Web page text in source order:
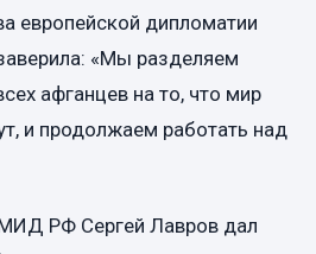
европейской дипломатии
«Мы разделяем
афганцев на то, что мир
и продолжаем работать над
РФ Сергей Лавров дал